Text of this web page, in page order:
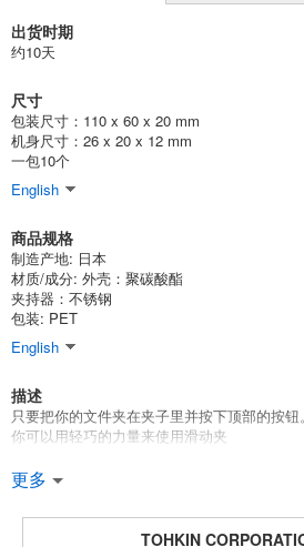
出货时期
约10天
尺寸
包装尺寸：110 x 60 x 20 mm
机身尺寸：26 x 20 x 12 mm
一包10个
English
商品规格
制造产地: 日本
材质/成分: 外壳：聚碳酸酯
夹持器：不锈钢
包装: PET
English
描述
只要把你的文件夹在夹子里并按下顶部的按钮。
你可以用轻巧的力量来使用滑动夹
尺寸L可以容纳1至60张复印纸。
它有5种颜色：蓝色、粉色、黄色、绿色和紫
更多
TOHKIN